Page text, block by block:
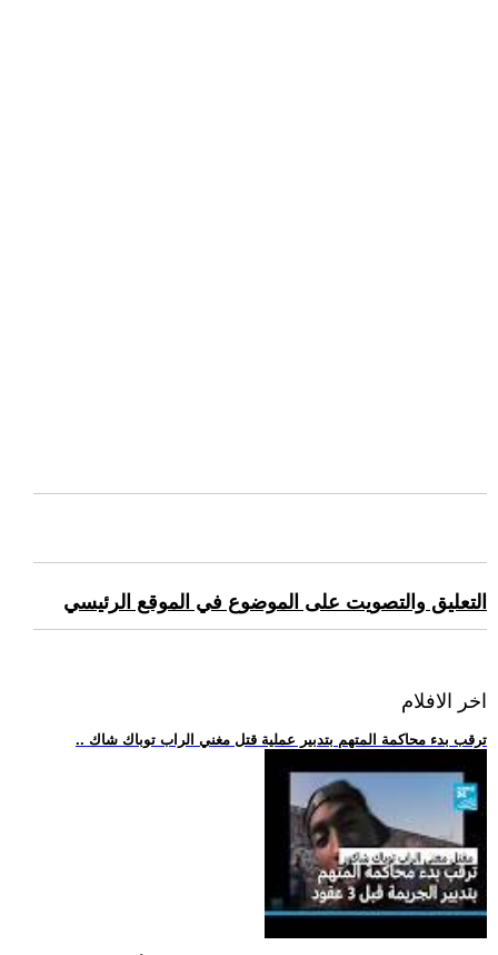
التعليق والتصويت على الموضوع في الموقع الرئيسي
اخر الافلام
.. ترقب بدء محاكمة المتهم بتدبير عملية قتل مغني الراب توباك شاك